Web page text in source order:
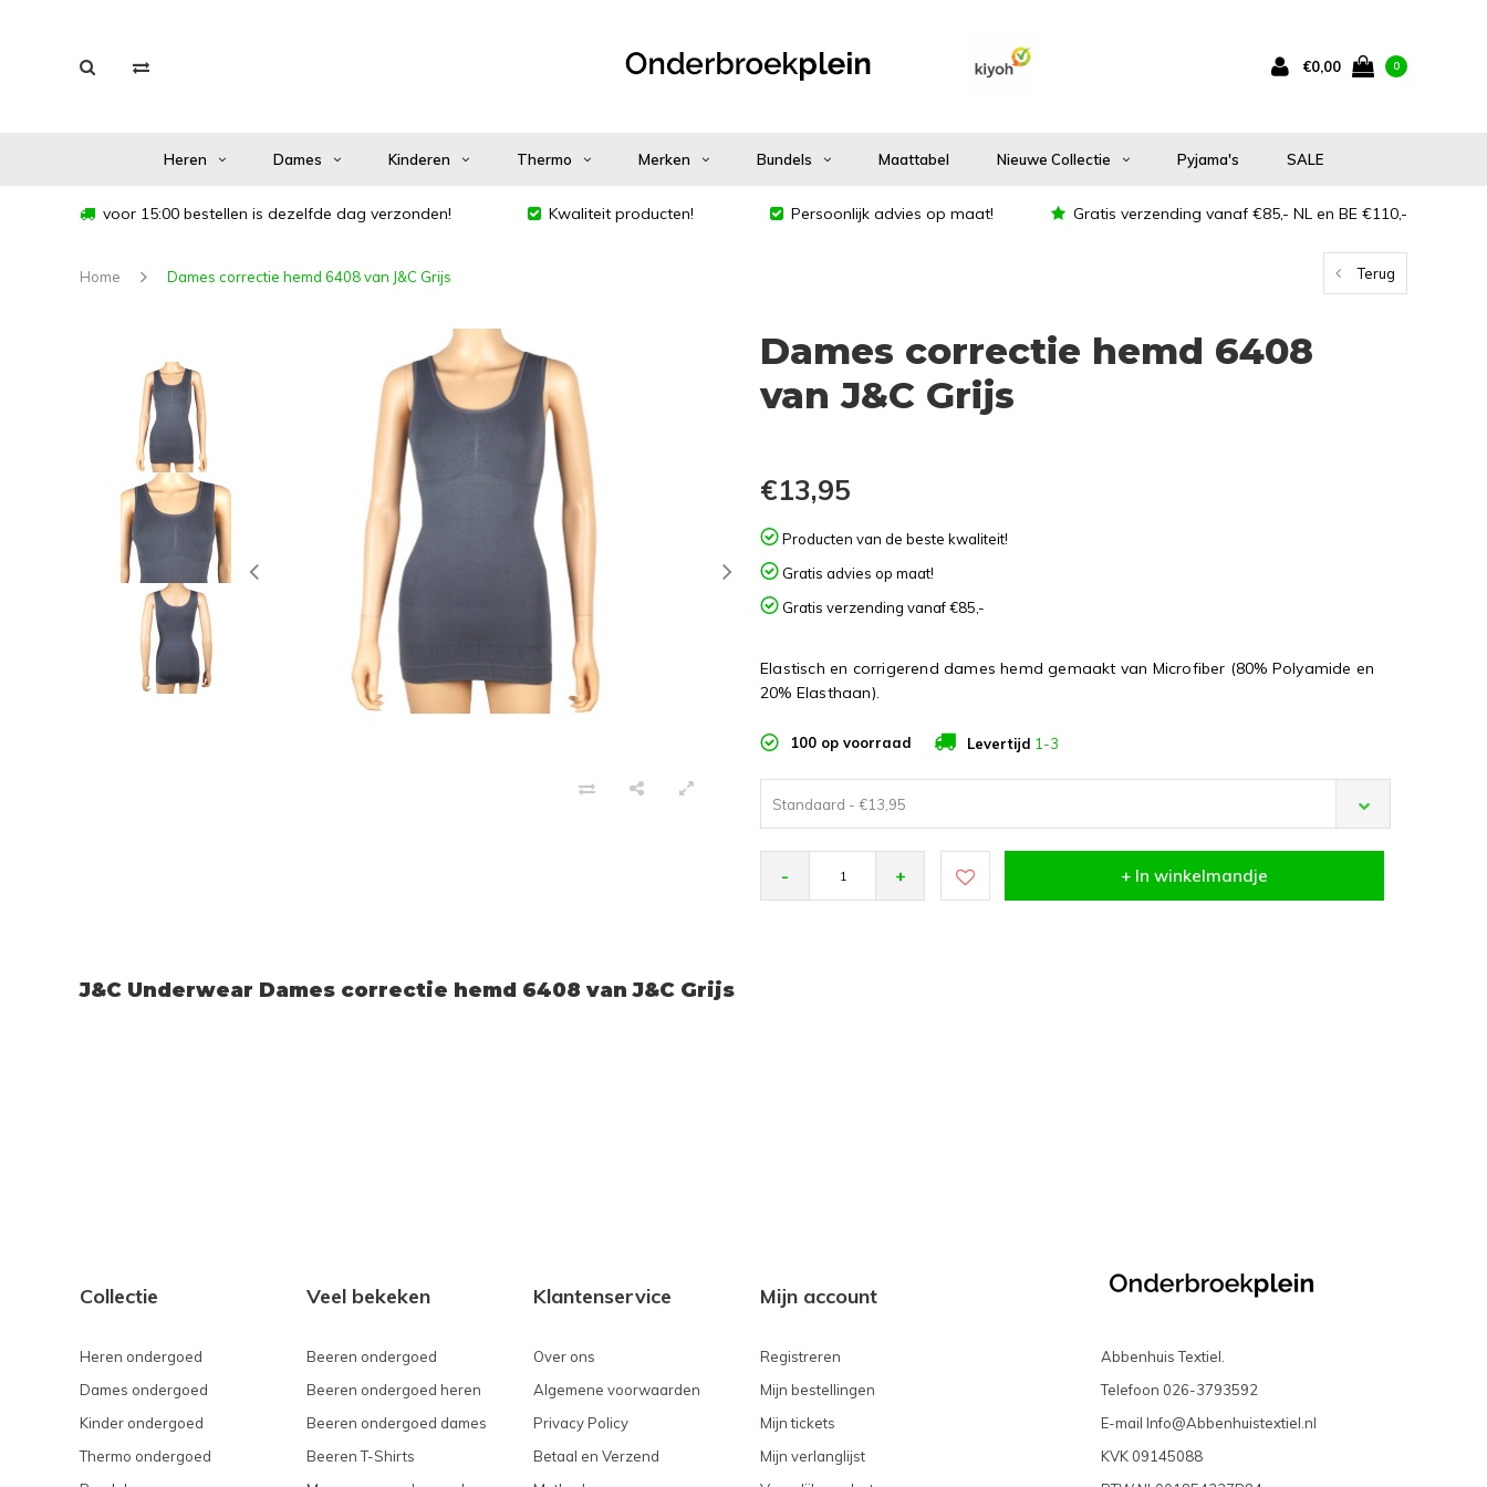
€0,00 0
Heren Dames Kinderen Thermo Merken Bundels Maattabel Nieuwe Collectie Pyjama's SALE
voor 15:00 bestellen is dezelfde dag verzonden! Kwaliteit producten! Persoonlijk advies op maat! Gratis verzending vanaf €85,- NL en BE €110,-
Home Dames correctie hemd 6408 van J&C Grijs Terug
Dames correctie hemd 6408
van J&C Grijs
€13,95
Producten van de beste kwaliteit!
Gratis advies op maat!
Gratis verzending vanaf €85,-
Elastisch en corrigerend dames hemd gemaakt van Microfiber (80% Polyamide en
20% Elasthaan).
100 op voorraad Levertijd 1-3
Standaard - €13,95
- + + In winkelmandje
J&C Underwear Dames correctie hemd 6408 van J&C Grijs
Collectie
Heren ondergoed
Dames ondergoed
Kinder ondergoed
Thermo ondergoed
Veel bekeken
Beeren ondergoed
Beeren ondergoed heren
Beeren ondergoed dames
Beeren T-Shirts
Klantenservice
Over ons
Algemene voorwaarden
Privacy Policy
Betaal en Verzend
Mijn account
Registreren
Mijn bestellingen
Mijn tickets
Mijn verlanglijst
Abbenhuis Textiel.
Telefoon 026-3793592
E-mail Info@Abbenhuistextiel.nl
KVK 09145088